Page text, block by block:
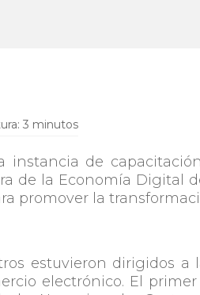
3 minutos
instancia de
de la Economía Digital
promover la
estuvieron dirigidos
electrónico. El